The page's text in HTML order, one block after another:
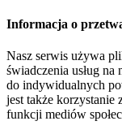
Informacja o
Nasz serwis używa
świadczenia usług
do indywidualnych
jest także korzystanie
funkcji mediów